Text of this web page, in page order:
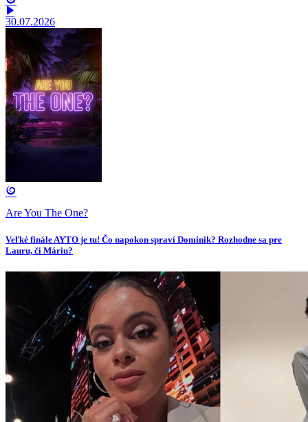
30.07.2026
Are You The One?
Veľké finále AYTO je tu! Čo napokon spraví Dominik? Rozhodne sa pre
Lauru, či Máriu?